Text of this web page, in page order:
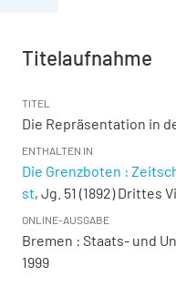
Titelaufnahme
TITEL
Die Repräsentation in
ENTHALTEN IN
Die Grenzboten :
st, Jg. 51 (1892) Drittes
ONLINE-AUSGABE
Bremen : Staats- und
1999